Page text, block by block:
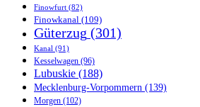
Finowfurt (82)
Finowkanal (109)
Güterzug (301)
Kanal (91)
Kesselwagen (96)
Lubuskie (188)
Mecklenburg-Vorpommern (139)
Morgen (102)